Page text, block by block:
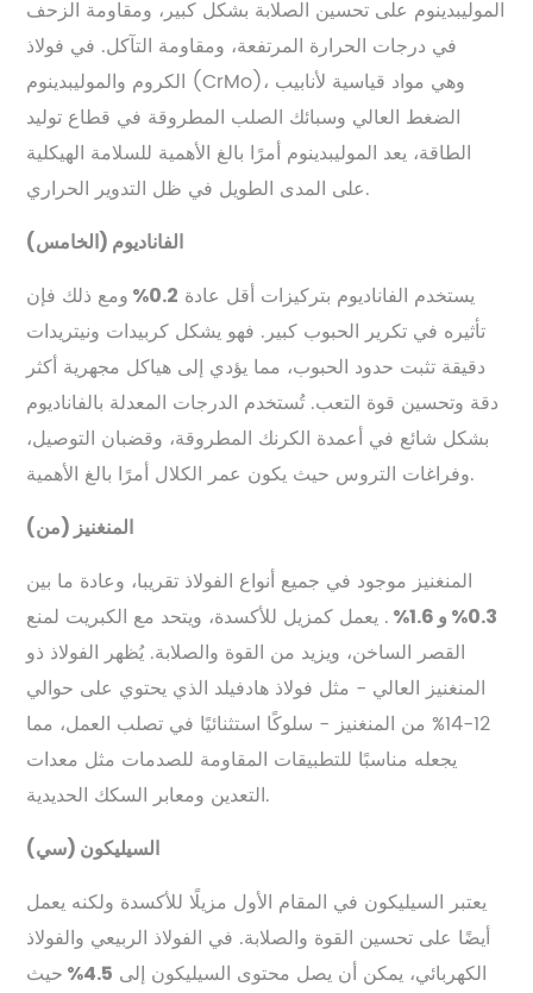
الموليبدينوم على تحسين الصلابة بشكل كبير، ومقاومة الزحف
في درجات الحرارة المرتفعة، ومقاومة التآكل. في فولاذ
الكروم والموليبدينوم (CrMo)، وهي مواد قياسية لأنابيب
الضغط العالي وسبائك الصلب المطروقة في قطاع توليد
الطاقة، يعد الموليبدينوم أمرًا بالغ الأهمية للسلامة الهيكلية
على المدى الطويل في ظل التدوير الحراري.
الفاناديوم (الخامس)
يستخدم الفاناديوم بتركيزات أقل عادة 0.2%
ومع ذلك فإن
تأثيره في تكرير الحبوب كبير. فهو يشكل كربيدات ونيتريدات
دقيقة تثبت حدود الحبوب، مما يؤدي إلى هياكل مجهرية أكثر
دقة وتحسين قوة التعب. تُستخدم الدرجات المعدلة بالفاناديوم
بشكل شائع في أعمدة الكرنك المطروقة، وقضبان التوصيل،
وفراغات التروس حيث يكون عمر الكلال أمرًا بالغ الأهمية.
المنغنيز (من)
المنغنيز موجود في جميع أنواع الفولاذ تقريبا، وعادة ما بين
0.3% و 1.6%
. يعمل كمزيل للأكسدة، ويتحد مع الكبريت لمنع
القصر الساخن، ويزيد من القوة والصلابة. يُظهر الفولاذ ذو
المنغنيز العالي - مثل فولاذ هادفيلد الذي يحتوي على حوالي
12-14% من المنغنيز - سلوكًا استثنائيًا في تصلب العمل، مما
يجعله مناسبًا للتطبيقات المقاومة للصدمات مثل معدات
التعدين ومعابر السكك الحديدية.
السيليكون (سي)
يعتبر السيليكون في المقام الأول مزيلًا للأكسدة ولكنه يعمل
أيضًا على تحسين القوة والصلابة. في الفولاذ الربيعي والفولاذ
الكهربائي، يمكن أن يصل محتوى السيليكون إلى 4.5%
حيث